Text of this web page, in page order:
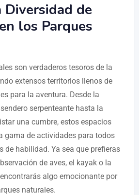
de
los Parques
son verdaderos tesoros de la
extensos territorios llenos de
para la aventura. Desde la
serpenteante hasta la
una cumbre, estos espacios
gama de actividades para todos
de habilidad. Ya sea que prefieras
de aves, el kayak o la
algo emocionante por
naturales.